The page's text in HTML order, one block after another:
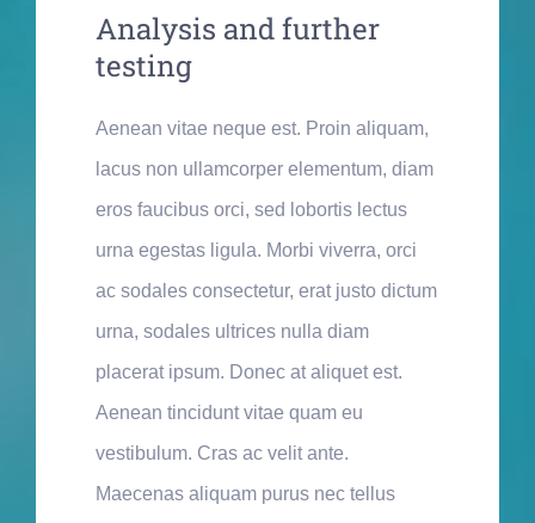
Analysis and further
testing
Aenean vitae neque est. Proin aliquam,
lacus non ullamcorper elementum, diam
eros faucibus orci, sed lobortis lectus
urna egestas ligula. Morbi viverra, orci
ac sodales consectetur, erat justo dictum
urna, sodales ultrices nulla diam
placerat ipsum. Donec at aliquet est.
Aenean tincidunt vitae quam eu
vestibulum. Cras ac velit ante.
Maecenas aliquam purus nec tellus